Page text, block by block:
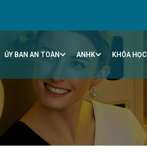
ỦY BAN AN TOÀN ANHK KHÓA HỌC